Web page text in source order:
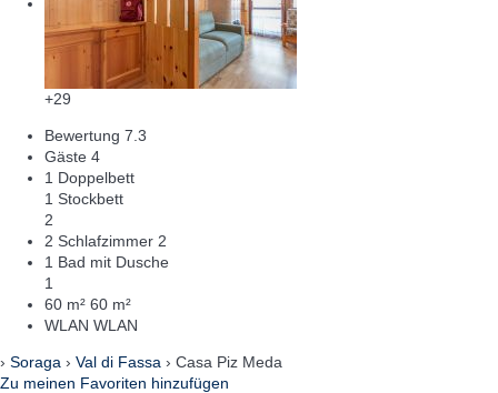
+29
Bewertung 7.3
Gäste 4
1 Doppelbett
1 Stockbett
2
2 Schlafzimmer 2
1 Bad mit Dusche
1
60 m² 60 m²
WLAN WLAN
› Soraga › Val di Fassa › Casa Piz Meda
Zu meinen Favoriten hinzufügen